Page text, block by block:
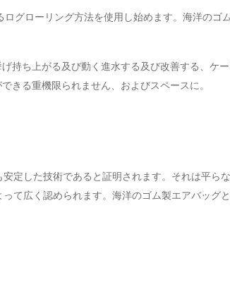
グローリング方法を使用し始めます。海洋のゴ
持ち上がる及び動く進水する及び改善する、ケ
きる重機限られません、およびスペースに。
定した技術であると証明されます。それは平ら
て広く認められます。海洋のゴム製エアバッグ